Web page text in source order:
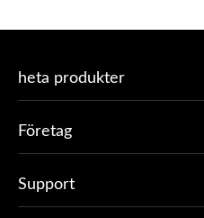
heta produkter
Företag
Support